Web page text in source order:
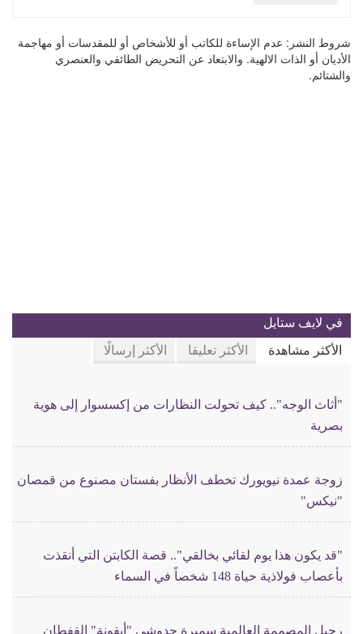
شروط النشر: عدم الإساءة للكاتب أو للأشخاص أو للمقدسات أو مهاجمة
الأديان أو الذات الالهية. والابتعاد عن التحريض الطائفي والعنصري
والشتائم.
في لايف ستايل
الأكثر مشاهدة الأكثر تعليقا الأكثر إرسالًا
"أثاث الوجه".. كيف تحولت النظارات من إكسسوار إلى هوية
بصرية
زوجة عمدة نيويورك تخطف الأنظار بفستان مصنوع من قمصان
"نيكس"
"قد يكون هذا يوم لقائي بخالقي".. قصة الكابتن التي أنقذت
بأعصاب فولاذية حياة 148 شخصاً في السماء
رحيل المصممة العالمية سميرة حدوشي "أيقونة" القفطان